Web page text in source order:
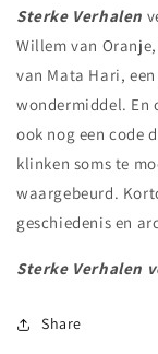
Sterke Verhalen
Willem van
van Mata Hari,
wondermiddel. En
ook nog een code
klinken soms te
waargebeurd.
geschiedenis en
Sterke Verhalen
Share